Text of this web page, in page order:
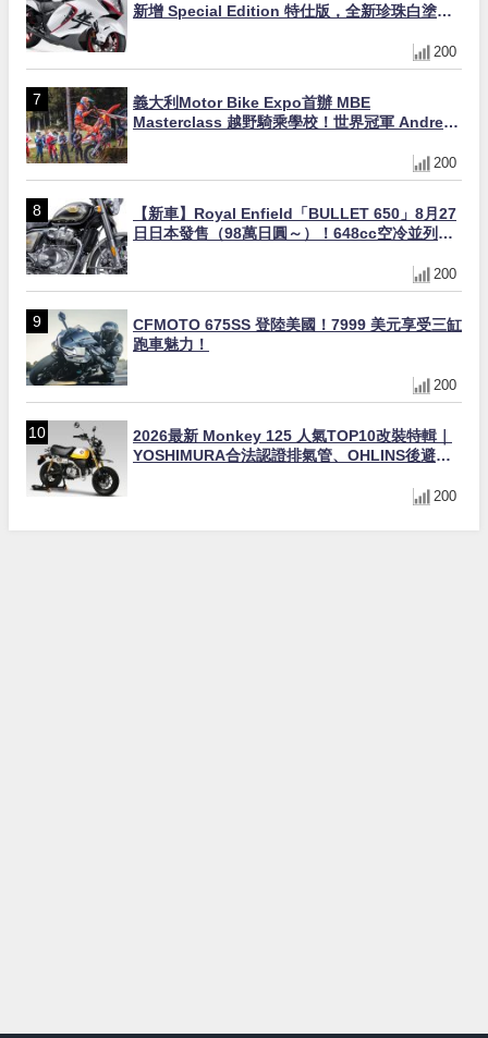
新增 Special Edition 特仕版，全新珍珠白塗裝
200
義大利Motor Bike Expo首辦 MBE
Masterclass 越野騎乘學校！世界冠軍 Andrea
200
【新車】Royal Enfield「BULLET 650」8月27
日日本發售（98萬日圓～）！648cc空冷並列雙
200
CFMOTO 675SS 登陸美國！7999 美元享受三缸
跑車魅力！
200
2026最新 Monkey 125 人氣TOP10改裝特輯｜
YOSHIMURA合法認證排氣管、OHLINS後避
200